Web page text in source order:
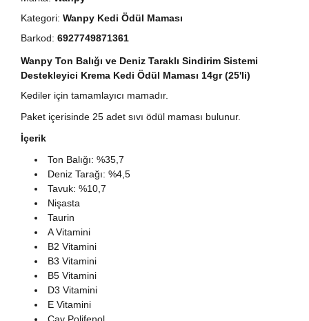
Kategori: Wanpy Kedi Ödül Maması
Barkod: 6927749871361
Wanpy Ton Balığı ve Deniz Taraklı Sindirim Sistemi
Destekleyici Krema Kedi Ödül Maması 14gr (25'li)
Kediler için tamamlayıcı mamadır.
Paket içerisinde 25 adet sıvı ödül maması bulunur.
İçerik
Ton Balığı: %35,7
Deniz Tarağı: %4,5
Tavuk: %10,7
Nişasta
Taurin
A Vitamini
B2 Vitamini
B3 Vitamini
B5 Vitamini
D3 Vitamini
E Vitamini